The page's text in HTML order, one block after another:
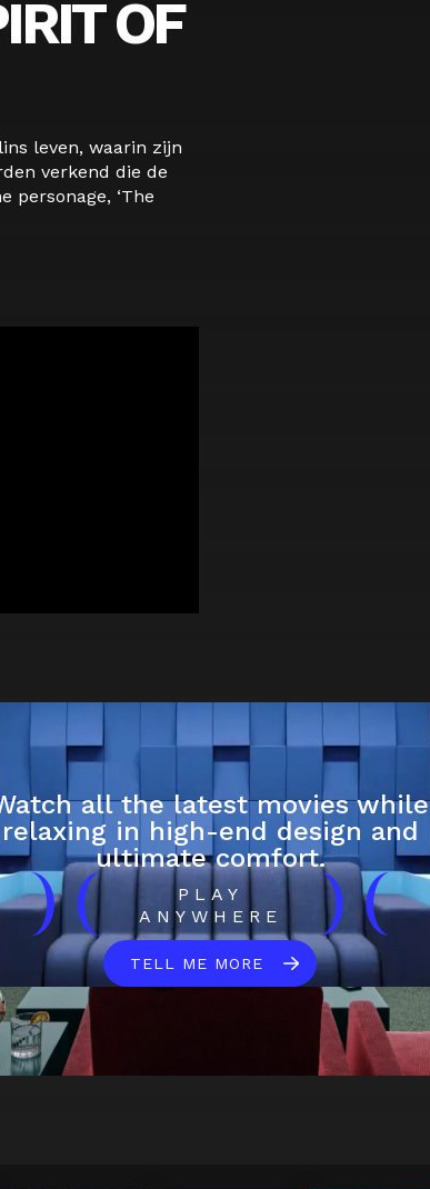
OF
leven, waarin zijn
verkend die de
personage, ‘The
all the latest movies while
relaxing in high-end design and
ultimate comfort.
)(
PLAY
ANYWHERE
)(
TELL ME MORE